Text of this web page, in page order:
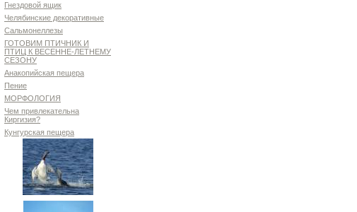
Гнездовой ящик
Челябинские декоративные
Сальмонеллезы
ГОТОВИМ ПТИЧНИК И
ПТИЦ К ВЕСЕННЕ-ЛЕТНЕМУ
СЕЗОНУ
Анакопийская пещера
Пение
МОРФОЛОГИЯ
Чем привлекательна
Киргизия?
Кунгурская пещера